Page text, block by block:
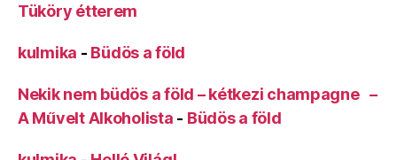
Tüköry étterem
kulmika - Büdös a föld
Nekik nem büdös a föld – kétkezi champagne –
A Művelt Alkoholista - Büdös a föld